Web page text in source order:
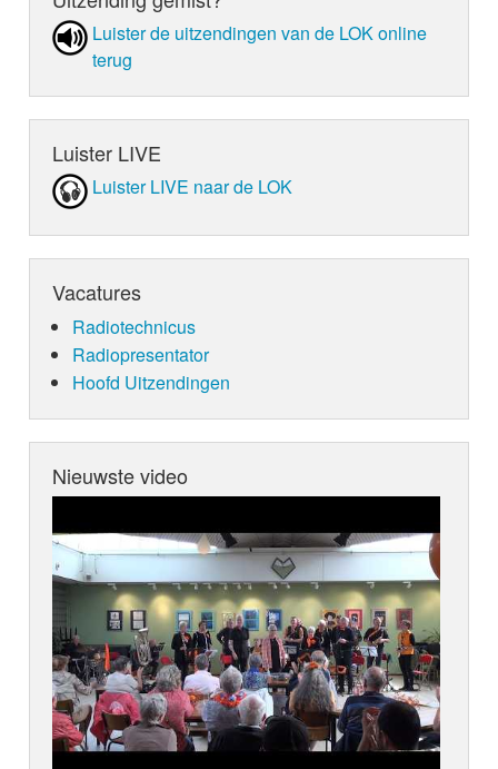
Luister de uit­zen­din­gen van de LOK online
terug
Luister LIVE
Luister LIVE naar de LOK
Vacatures
Radiotechnicus
Radiopresentator
Hoofd Uitzendingen
Nieuwste video